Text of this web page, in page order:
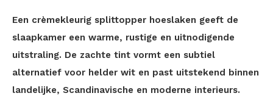
Een crèmekleurig splittopper hoeslaken geeft de
slaapkamer een warme, rustige en uitnodigende
uitstraling. De zachte tint vormt een subtiel
alternatief voor helder wit en past uitstekend binnen
landelijke, Scandinavische en moderne interieurs.